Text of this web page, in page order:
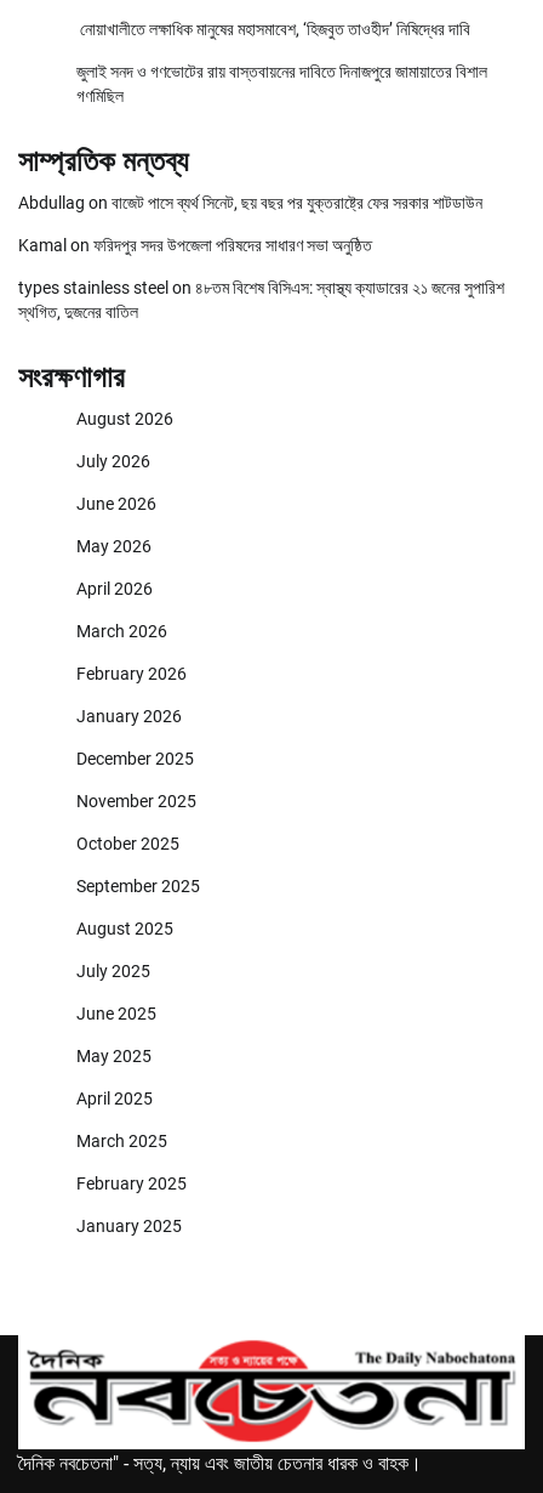
নোয়াখালীতে লক্ষাধিক মানুষের মহাসমাবেশ, ‘হিজবুত তাওহীদ’ নিষিদ্ধের দাবি
জুলাই সনদ ও গণভোটের রায় বাস্তবায়নের দাবিতে দিনাজপুরে জামায়াতের বিশাল
গণমিছিল
সাম্প্রতিক মন্তব্য
Abdullag on বাজেট পাসে ব্যর্থ সিনেট, ছয় বছর পর যুক্তরাষ্ট্রে ফের সরকার শাটডাউন
Kamal on ফরিদপুর সদর উপজেলা পরিষদের সাধারণ সভা অনুষ্ঠিত
types stainless steel on ৪৮তম বিশেষ বিসিএস: স্বাস্থ্য ক্যাডারের ২১ জনের সুপারিশ
স্থগিত, দুজনের বাতিল
সংরক্ষণাগার
August 2026
July 2026
June 2026
May 2026
April 2026
March 2026
February 2026
January 2026
December 2025
November 2025
October 2025
September 2025
August 2025
July 2025
June 2025
May 2025
April 2025
March 2025
February 2025
January 2025
দৈনিক নবচেতনা" - সত্য, ন্যায় এবং জাতীয় চেতনার ধারক ও বাহক।